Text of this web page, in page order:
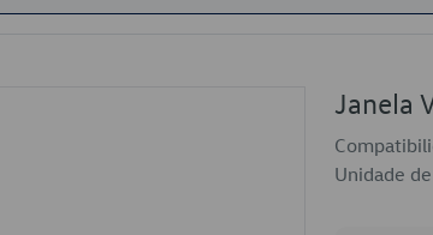
Janela
Unidade